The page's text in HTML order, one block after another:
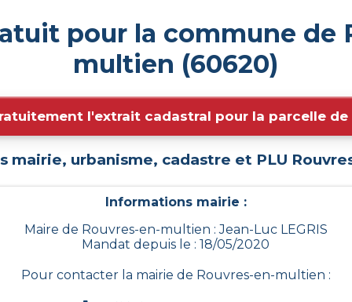
pour la commune de
multien (60620)
l'extrait cadastral pour la parcelle de
mairie, urbanisme, cadastre et PLU
Informations mairie :
Maire de Rouvres-en-multien : Jean-Luc LEGRIS
Mandat depuis le : 18/05/2020
Pour contacter la mairie de Rouvres-en-multien :